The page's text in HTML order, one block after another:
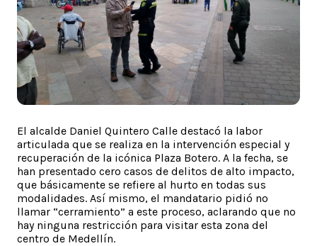
El alcalde Daniel Quintero Calle destacó la labor
articulada que se realiza en la intervención especial y
recuperación de la icónica Plaza Botero. A la fecha, se
han presentado cero casos de delitos de alto impacto,
que básicamente se refiere al hurto en todas sus
modalidades. Así mismo, el mandatario pidió no
llamar “cerramiento” a este proceso, aclarando que no
hay ninguna restricción para visitar esta zona del
centro de Medellín.